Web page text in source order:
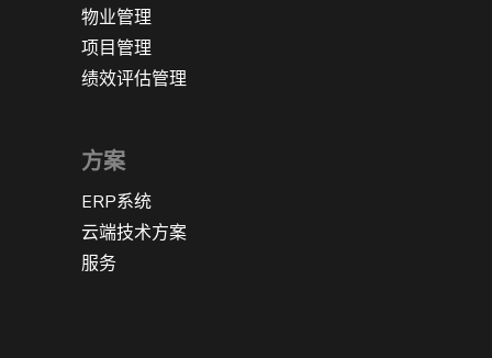
物业管理
项目管理
绩效评估管理
方案
ERP系统
云端技术方案
服务